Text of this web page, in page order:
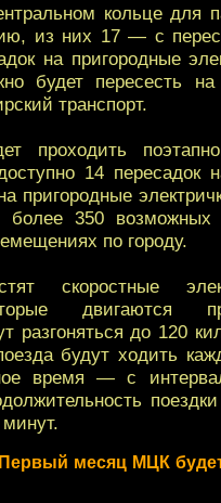
кольце для
из них 17 — с
на пригородные
будет пересесть
транспорт.
проходить
14 пересадок
пригородные
более 350 возможных
по городу.
скоростные
двигаются
разгоняться до 120
будут ходить
время — с
месяц МЦК